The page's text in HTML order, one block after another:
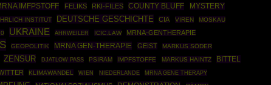
IMFPSTOFF FELIKS RKI-FILES COUNTY BLUFF
MYSTERY
INSTITUT DEUTSCHE GESCHICHTE CIA VIREN MOSKAU
UKRAINE AHRWEILER ICIC.LAW
MRNA-GENTHERAPIE
GEOPOLITIK MRNA GEN-THERAPIE GEIST MARKUS SÖDER
ZENSUR DJATLOW PASS PSIRAM IMPFSTOFFE MARKUS HAINTZ
BITTEL
KLIMAWANDEL WIEN NIEDERLANDE
MRNA GENE THERAPY